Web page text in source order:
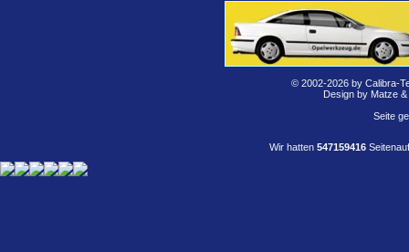
© 2002-2026 by Calibra-
Design by Matze
Seite
Wir hatten 547159416